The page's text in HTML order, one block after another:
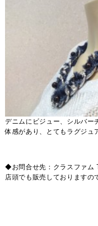
デニムにビジュー、シルバー
体感があり、とてもラグジュ
◆お問合せ先：クラスファム
店頭でも販売しておりますの